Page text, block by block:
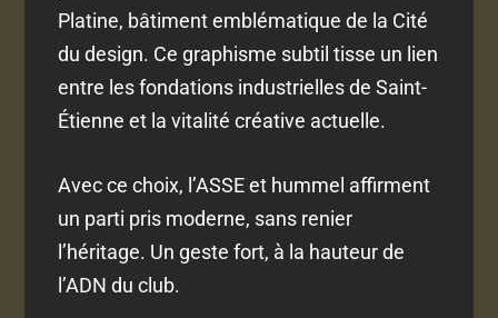
Platine, bâtiment emblématique de la Cité
du design. Ce graphisme subtil tisse un lien
entre les fondations industrielles de Saint-
Étienne et la vitalité créative actuelle.
Avec ce choix, l’ASSE et hummel affirment
un parti pris moderne, sans renier
l’héritage. Un geste fort, à la hauteur de
l’ADN du club.